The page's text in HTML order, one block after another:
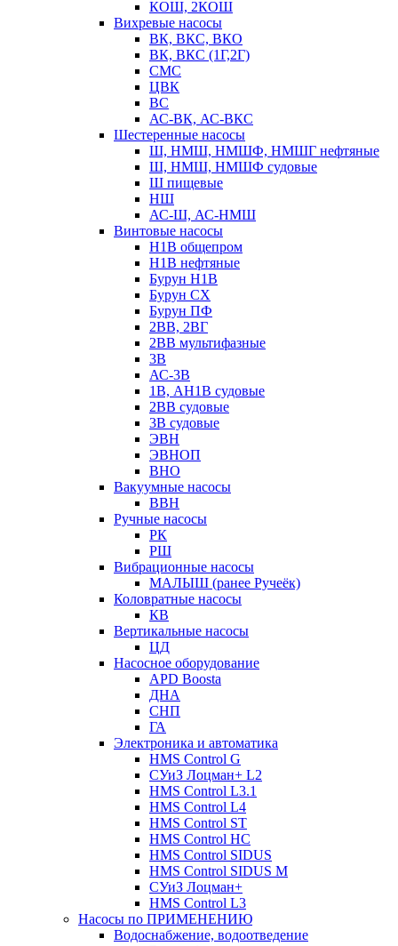
КОШ, 2КОШ
Вихревые насосы
ВК, ВКС, ВКО
ВК, ВКС (1Г,2Г)
СМС
ЦВК
ВС
АС-ВК, АС-ВКС
Шестеренные насосы
Ш, НМШ, НМШФ, НМШГ нефтяные
Ш, НМШ, НМШФ судовые
Ш пищевые
НШ
АС-Ш, АС-НМШ
Винтовые насосы
Н1В общепром
Н1В нефтяные
Бурун Н1В
Бурун СХ
Бурун ПФ
2ВВ, 2ВГ
2ВВ мультифазные
3В
АС-3В
1В, АН1В судовые
2ВВ судовые
3В судовые
ЭВН
ЭВНОП
ВНО
Вакуумные насосы
ВВН
Ручные насосы
РК
РШ
Вибрационные насосы
МАЛЫШ (ранее Ручеёк)
Коловратные насосы
КВ
Вертикальные насосы
ЦД
Насосное оборудование
APD Boosta
ДНА
СНП
ГА
Электроника и автоматика
HMS Control G
СУиЗ Лоцман+ L2
HMS Control L3.1
HMS Control L4
HMS Control ST
HMS Control HC
HMS Control SIDUS
HMS Control SIDUS M
СУиЗ Лоцман+
HMS Control L3
Насосы по ПРИМЕНЕНИЮ
Водоснабжение, водоотведение